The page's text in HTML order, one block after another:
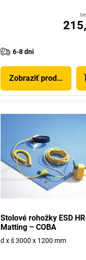
6-8 dni
Zobraziť produkt
Stolové rohožky ESD
Matting – COBA
d x š 3000 x 1200 mm